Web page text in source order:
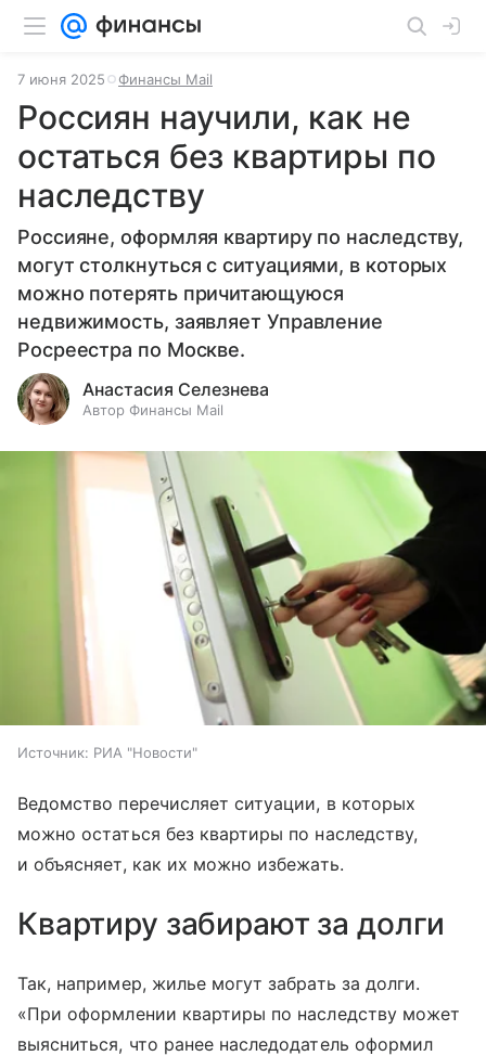
7 июня 2025 Финансы Mail
Россиян научили, как не
остаться без квартиры по
наследству
Россияне, оформляя квартиру по наследству,
могут столкнуться с ситуациями, в которых
можно потерять причитающуюся
недвижимость, заявляет Управление
Росреестра по Москве.
Анастасия Селезнева
Автор Финансы Mail
Источник: РИА "Новости"
Ведомство перечисляет ситуации, в которых
можно остаться без квартиры по наследству,
и объясняет, как их можно избежать.
Квартиру забирают за долги
Так, например, жилье могут забрать за долги.
«При оформлении квартиры по наследству может
выясниться, что ранее наследодатель оформил